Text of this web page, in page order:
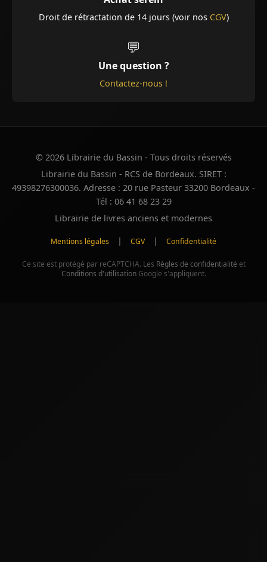
Droit de rétractation de 14 jours (voir nos CGV)
💬
Une question ?
Contactez-nous !
© 2026 Librairie du Bassin - Tous droits réservés
Librairie du Bassin - RCS de Bordeaux. SIRET :
49398276300036. Adresse : 20 rue Pasteur 33200 Bordeaux -
Tél : 06 41 68 23 29
Librairie de livres anciens et modernes
Mentions légales | CGV | Confidentialité
Ce site est protégé par reCAPTCHA. Les Règles de confidentialité et
Conditions d'utilisationGoogle s'appliquent.